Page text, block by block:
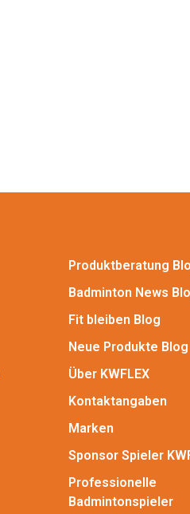
Produktberatung
Badminton News
Fit bleiben Blog
Neue Produkte Blog
Über KWFLEX
Kontaktangaben
Marken
Sponsor Spieler
Professionelle
Badmintonspieler